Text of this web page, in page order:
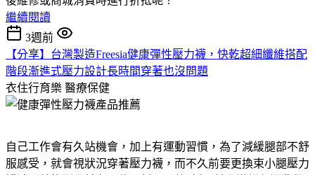
繼續閱讀
3週前
【分享】台灣製造Freesia健康彈性壓力襪，快乾超細纖維搭配
階段漸進式壓力設計長時間穿著也沒問題
衣住行育樂 醫療保健
自己工作會有久站機會，加上有運動習慣，為了減緩腿部不舒
服感受，就會視狀況穿著壓力襪，而不久前要更換束小腿壓力